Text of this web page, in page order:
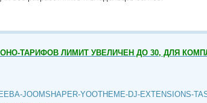
ТАРИФОВ ЛИМИТ УВЕЛИЧЕН ДО 30, ДЛЯ
JOOMSHAPER-YOOTHEME-DJ-EXTENSIONS-